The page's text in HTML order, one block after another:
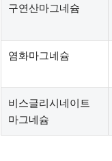
구연산마그네슘
염화마그네슘
비스글리시네이트
마그네슘